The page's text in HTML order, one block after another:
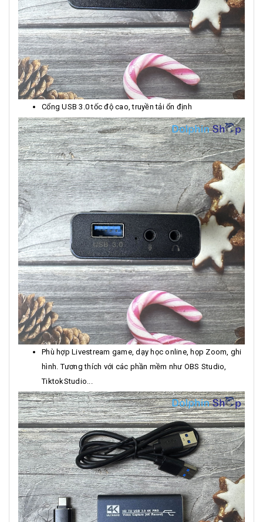
Cổng USB 3.0 tốc độ cao, truyền tải ổn định
Phù hợp Livestream game, dạy học online, họp Zoom, ghi
hình. Tương thích với các phần mềm như OBS Studio,
TiktokStudio...